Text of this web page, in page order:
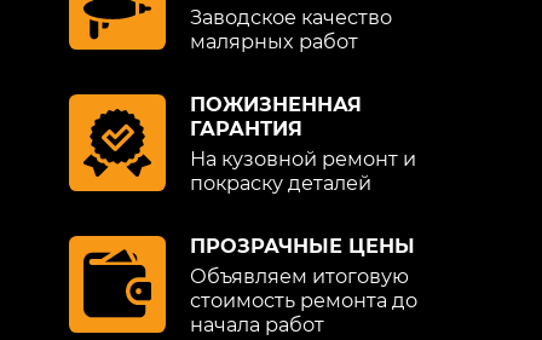
Заводское качество
малярных работ
ПОЖИЗНЕННАЯ
ГАРАНТИЯ
На кузовной ремонт и
покраску деталей
ПРОЗРАЧНЫЕ ЦЕНЫ
Объявляем итоговую
стоимость ремонта до
начала работ